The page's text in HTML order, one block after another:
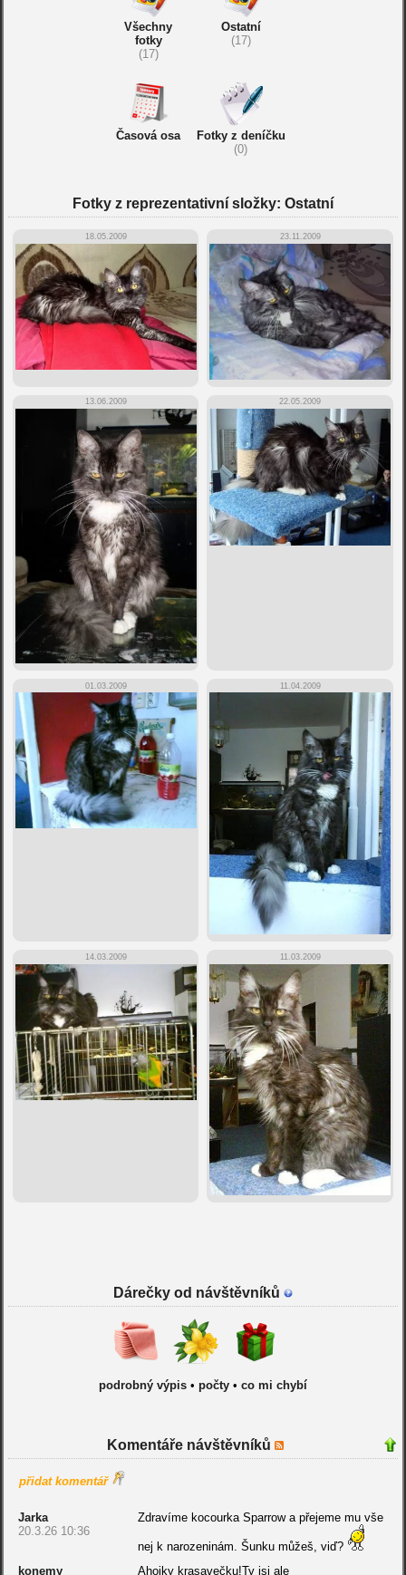
Všechny
fotky
(17)
Ostatní
(17)
Časová osa
Fotky z deníčku
(0)
Fotky z reprezentativní složky: Ostatní
18.05.2009 23.11.2009
13.06.2009 22.05.2009
01.03.2009 11.04.2009
14.03.2009 11.03.2009
Dárečky od návštěvníků
podrobný výpis• počty• co mi chybí
Komentáře návštěvníků
přidat komentář
Jarka
20.3.26 10:36
Zdravíme kocourka Sparrow a přejeme mu vše
nej k narozeninám. Šunku můžeš, viď?
konemy
Ahojky krasavečku!Ty jsi ale